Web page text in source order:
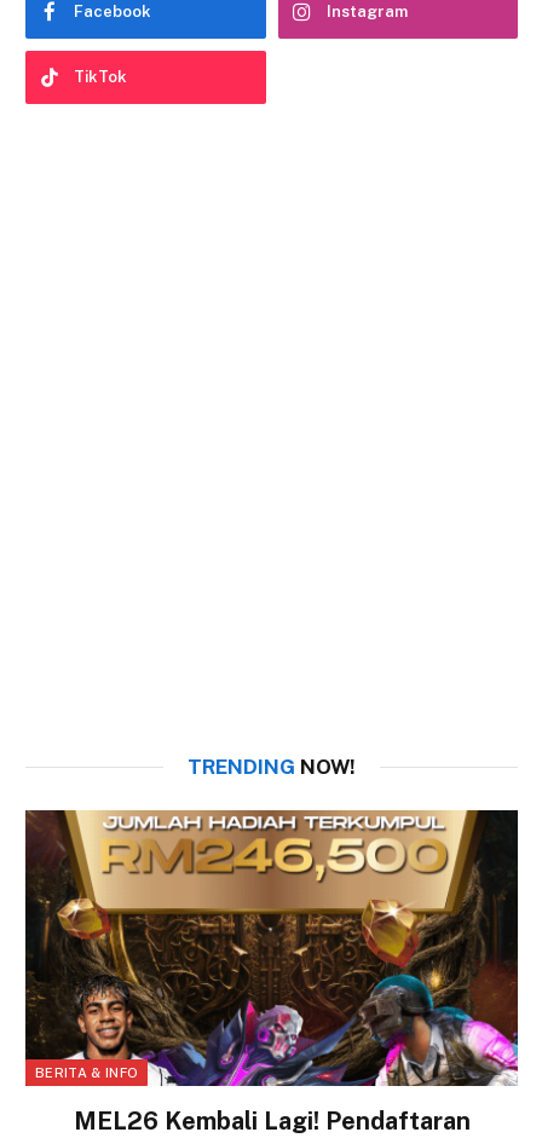
Facebook Instagram
TikTok
TRENDING NOW!
BERITA & INFO
MEL26 Kembali Lagi! Pendaftaran